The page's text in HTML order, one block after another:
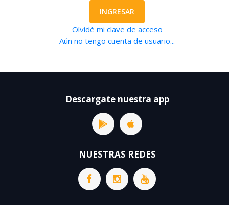
INGRESAR
Olvidé mi clave de acceso
Aún no tengo cuenta de usuario...
Descargate nuestra app
NUESTRAS REDES